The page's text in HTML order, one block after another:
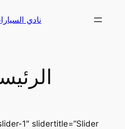
نادي
1″ slidertitle=”Slider